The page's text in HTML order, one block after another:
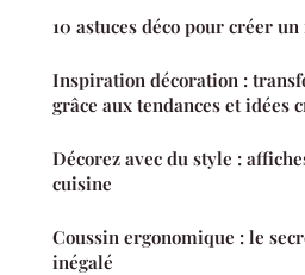
10 astuces déco pour créer
Inspiration décoration :
grâce aux tendances et idées
Décorez avec du style :
cuisine
Coussin ergonomique : le
inégalé